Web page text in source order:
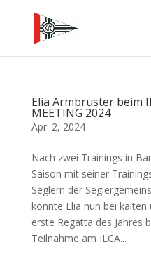
Elia Armbruster beim
MEETING 2024
Apr. 2, 2024
Nach zwei Trainings in
Saison mit seiner
Seglern der
konnte Elia nun bei
erste Regatta des Jahres
Teilnahme am ILCA...